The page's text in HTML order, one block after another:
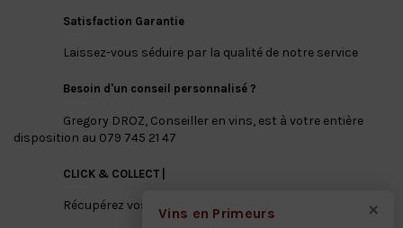
Satisfaction Garantie
Laissez-vous séduire par la qualité de notre service
Besoin d'un conseil personnalisé ?
Gregory DROZ, Conseiller en vins, est à votre entière
disposition au 079 745 21 47
CLICK & COLLECT |
Récupérez vos vins directement à notre dépôt ×
Vins en Primeurs